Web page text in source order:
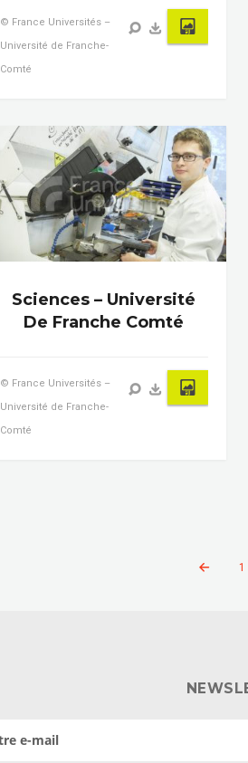
© France Universités –
Université de Franche-
Comté
Sciences – Université
De Franche Comté
© France Universités –
Université de Franche-
Comté
1